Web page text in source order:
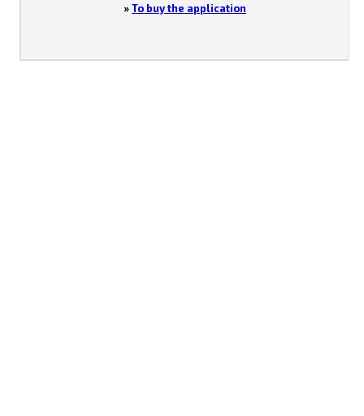
»To buy the application